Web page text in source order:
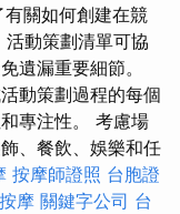
關如何創建在競
動策劃清單可協
遺漏重要細節。
動策劃過程的每個
專注性。 考慮場
、餐飲、娛樂和任
按摩師證照 台胞證
摩 關鍵字公司 台